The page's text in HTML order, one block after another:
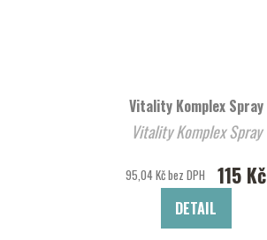
Vitality Komplex Spray
Vitality Komplex Spray
95,04 Kč bez DPH 115 Kč
DETAIL